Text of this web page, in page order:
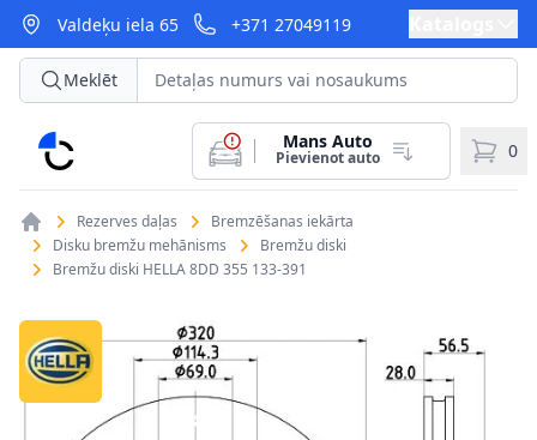
Valdeķu iela 65 +371 27049119
CarParts
Meklēt
Mans Auto
Pievienot auto 0
Rezerves daļas
Bremzēšanas iekārta
Disku bremžu mehānisms
Bremžu diski
Bremžu diski HELLA 8DD 355 133-391